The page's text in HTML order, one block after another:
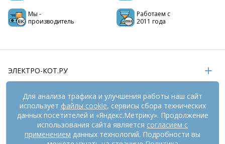
Мы -
производитель
Работаем с
2011 года
ЭЛЕКТРО-КОТ.РУ
ИНФОРМАЦИЯ
РЕКВИЗИТЫ
Для анализа трафика и улучшения работы наш сайт
использует файлы cookie, сервисы сбора технических
данных посетителей и «Яндекс.Метрику». Продолжение
использования сайта является согласием с
применением данных технологий. Подробности вы